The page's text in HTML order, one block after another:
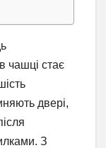
чашці стає
двері,
З